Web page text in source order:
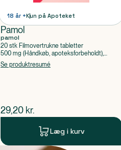
18 år +Kun på Apoteket
Pamol
pamol
20 stk Filmovertrukne tabletter
500 mg (Håndkøb, apoteksforbeholdt),
Paracetamol
Se produktresumé
$nuværende pris
29,20 kr.
Læg i kurv